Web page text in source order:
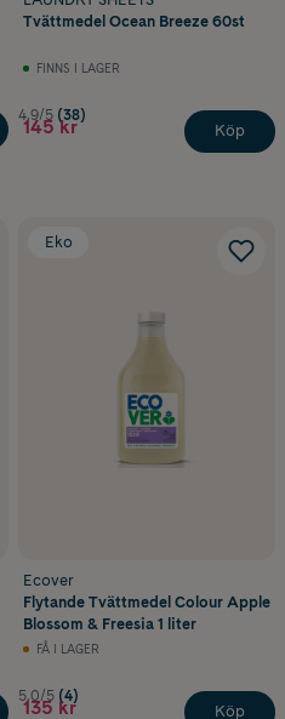
Tvättmedel Ocean Breeze 60st
FINNS I LAGER
4.9/5 (38)
145 kr Köp
Eko
Ecover
Flytande Tvättmedel Colour Apple
Blossom & Freesia 1 liter
FÅ I LAGER
5.0/5 (4)
135 kr Köp